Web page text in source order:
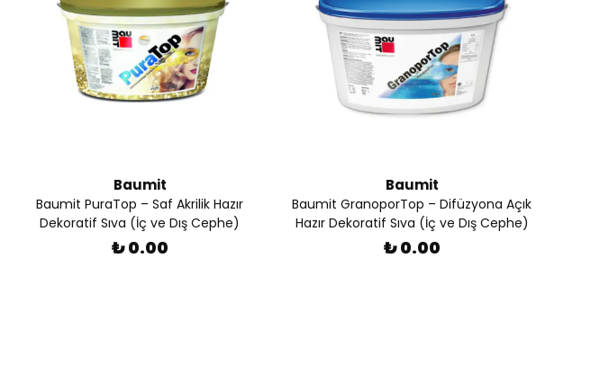
Baumit
Baumit PuraTop – Saf Akrilik Hazır
Dekoratif Sıva (İç ve Dış Cephe)
₺ 0.00
Baumit
Baumit GranoporTop – Difüzyona Açık
Hazır Dekoratif Sıva (İç ve Dış Cephe)
₺ 0.00